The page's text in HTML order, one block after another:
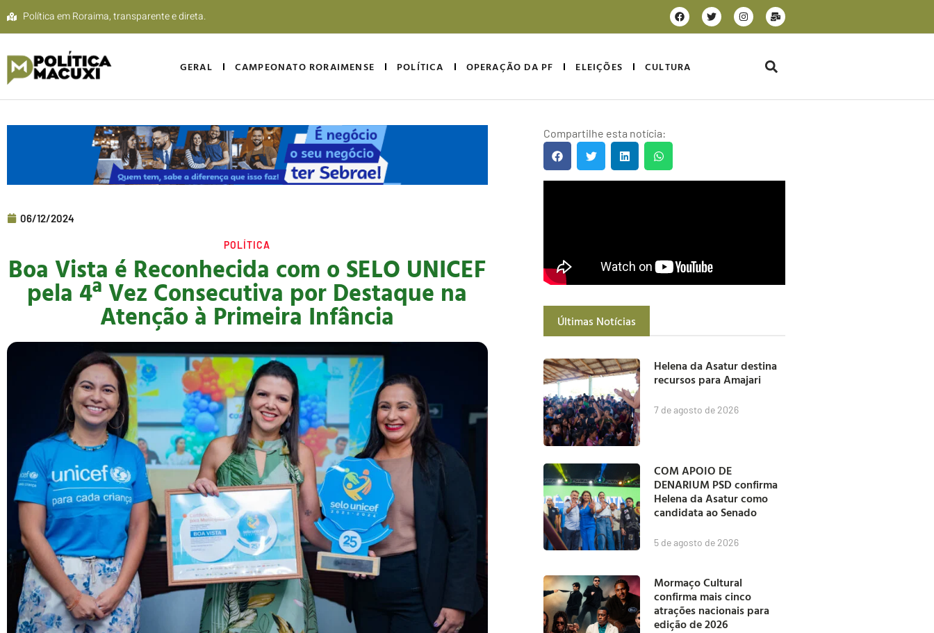
Política em Roraima, transparente e direta.
GERAL CAMPEONATO RORAIMENSE POLÍTICA OPERAÇÃO DA PF ELEIÇÕES CULTURA
06/12/2024
POLÍTICA
Boa Vista é Reconhecida com o SELO UNICEF
pela 4ª Vez Consecutiva por Destaque na
Atenção à Primeira Infância
Compartilhe esta notícia:
Últimas Notícias
Helena da Asatur destina
recursos para Amajari
7 de agosto de 2026
COM APOIO DE
DENARIUM PSD confirma
Helena da Asatur como
candidata ao Senado
5 de agosto de 2026
Mormaço Cultural
confirma mais cinco
atrações nacionais para
edição de 2026